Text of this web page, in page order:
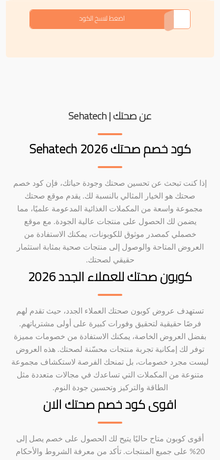
TBPKY
اضغط لنسخ الكود
عن صحتك | Sehatech
كود خصم صحتك Sehatech 2026
إذا كنت تبحث عن تحسين صحتك وجودة حياتك، فإن كود خصم
صحتك هو الخيار المثالي بالنسبة لك. يقدم موقع صحتك
مجموعة واسعة من المكملات الغذائية المدعومة علميًا، مما
يضمن لك الحصول على منتجات عالية الجودة. مع موقع
خصملي كمصدر موثوق للكوبونات، يمكنك الاستفادة من
العروض المتاحة والوصول إلى منتجات صحية بمثابة استثمار
حقيقي لصحتك.
كوبون صحتك للعملاء الجدد 2026
تستهدف عروض كوبون صحتك العملاء الجدد، حيث تقدم لهم
فرصًا حقيقية لتحقيق وفورات كبيرة على أولى مشترياتهم.
بفضل العروض الخاصة، يمكنك الاستفادة من خصومات مميزة
توفر لك إمكانية تجربة منتجات محسّنة لصحتك. هذه العروض
ليست مجرد خصومات، بل تمنحك الفرصة لاستكشاف مجموعة
متنوعة من المكملات التي تساعدك في مجالات متعددة مثل
الطاقة والتركيز وتحسين جودة النوم.
اقوى كود خصم صحتك الان
أقوى كوبون متاح حاليًا يتيح لك الحصول على خصم يصل إلى
20% على جميع المنتجات. تأكد من معرفة الشروط والأحكام